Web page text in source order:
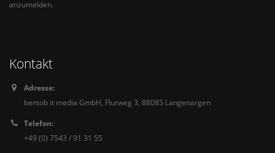
anzumelden.
Kontakt
Adresse:
bentob it media GmbH, Flurweg 3, 88085 Langenargen
Telefon:
+49 (0) 7543 / 91 31 55